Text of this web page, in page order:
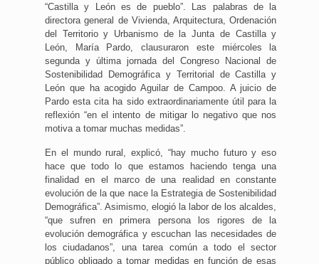
“Castilla y León es de pueblo”. Las palabras de la
directora general de Vivienda, Arquitectura, Ordenación
del Territorio y Urbanismo de la Junta de Castilla y
León, María Pardo, clausuraron este miércoles la
segunda y última jornada del Congreso Nacional de
Sostenibilidad Demográfica y Territorial de Castilla y
León que ha acogido Aguilar de Campoo. A juicio de
Pardo esta cita ha sido extraordinariamente útil para la
reflexión “en el intento de mitigar lo negativo que nos
motiva a tomar muchas medidas”.
En el mundo rural, explicó, “hay mucho futuro y eso
hace que todo lo que estamos haciendo tenga una
finalidad en el marco de una realidad en constante
evolución de la que nace la Estrategia de Sostenibilidad
Demográfica”. Asimismo, elogió la labor de los alcaldes,
“que sufren en primera persona los rigores de la
evolución demográfica y escuchan las necesidades de
los ciudadanos”, una tarea común a todo el sector
público obligado a tomar medidas en función de esas